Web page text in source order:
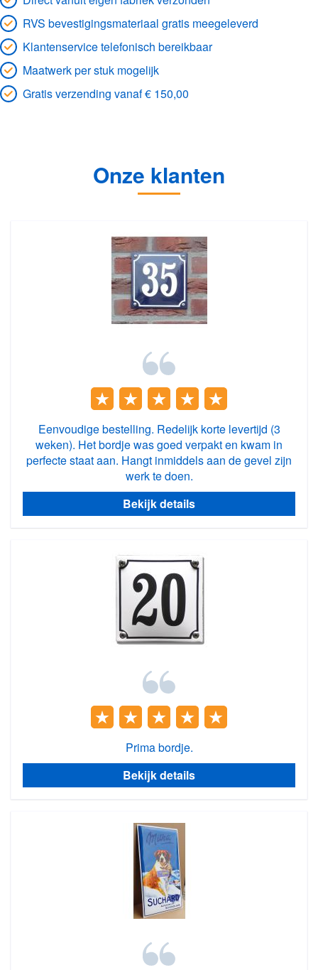
RVS bevestigingsmateriaal gratis meegeleverd
Klantenservice telefonisch bereikbaar
Maatwerk per stuk mogelijk
Gratis verzending vanaf € 150,00
Onze klanten
Eenvoudige bestelling. Redelijk korte levertijd (3
weken). Het bordje was goed verpakt en kwam in
perfecte staat aan. Hangt inmiddels aan de gevel zijn
werk te doen.
Bekijk details
Prima bordje.
Bekijk details